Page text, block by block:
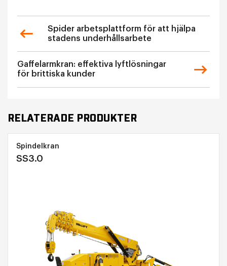
Spider arbetsplattform för att hjälpa
stadens underhållsarbete
Gaffelarmkran: effektiva lyftlösningar
för brittiska kunder
RELATERADE PRODUKTER
Spindelkran
SS3.0